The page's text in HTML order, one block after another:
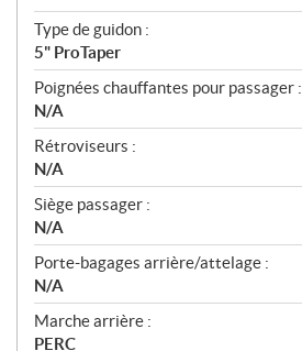
Type de guidon :
5" ProTaper
Poignées chauffantes pour passager :
N/A
Rétroviseurs :
N/A
Siège passager :
N/A
Porte-bagages arrière/attelage :
N/A
Marche arrière :
PERC